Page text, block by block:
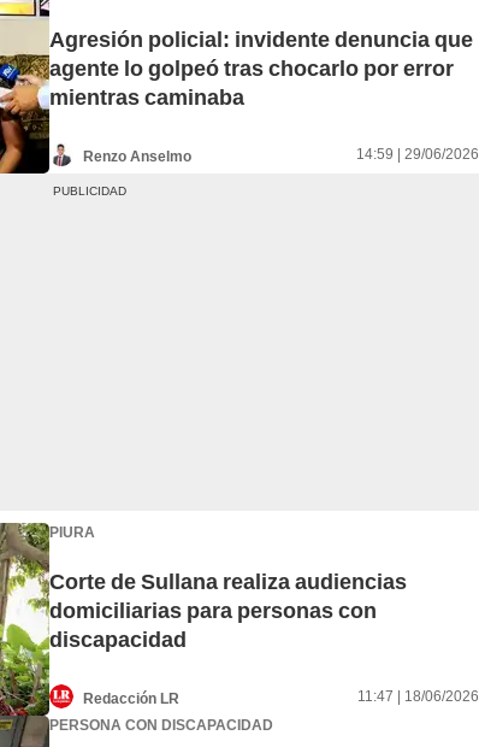
Agresión policial: invidente denuncia que
agente lo golpeó tras chocarlo por error
mientras caminaba
Renzo Anselmo 14:59 | 29/06/2026
PIURA
Corte de Sullana realiza audiencias
domiciliarias para personas con
discapacidad
Redacción LR
11:47 | 18/06/2026
PERSONA CON DISCAPACIDAD